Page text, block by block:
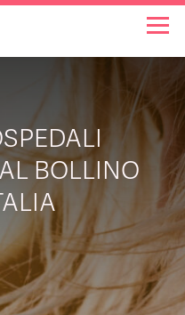
BOLLINO